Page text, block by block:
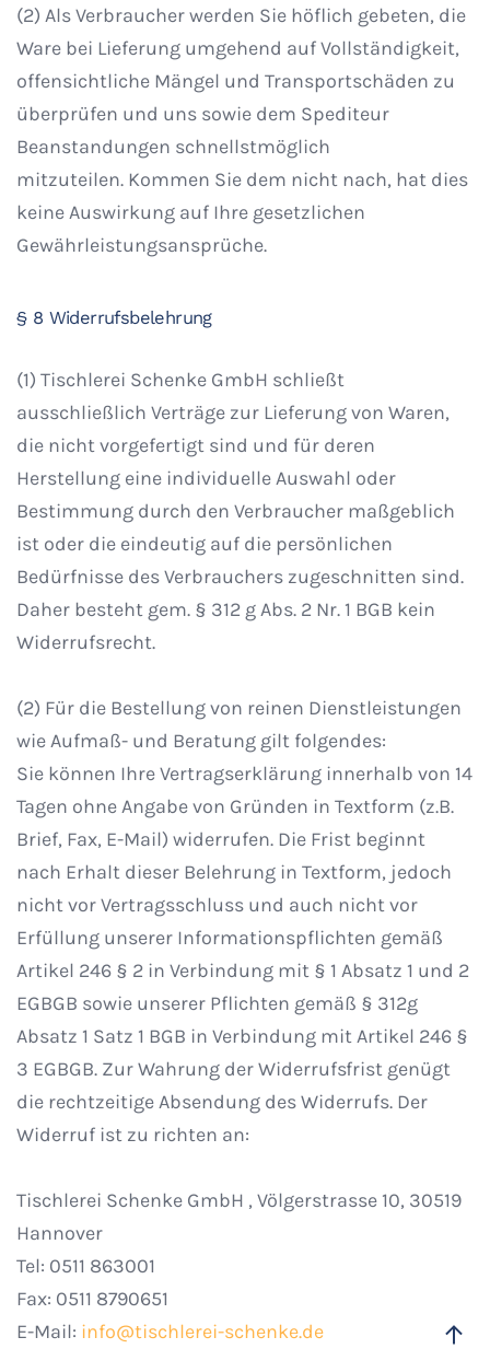
(2) Als Verbraucher werden Sie höflich gebeten, die
Ware bei Lieferung umgehend auf Vollständigkeit,
offensichtliche Mängel und Transportschäden zu
überprüfen und uns sowie dem Spediteur
Beanstandungen schnellstmöglich
mitzuteilen. Kommen Sie dem nicht nach, hat dies
keine Auswirkung auf Ihre gesetzlichen
Gewährleistungsansprüche.
§ 8 Widerrufsbelehrung
(1) Tischlerei Schenke GmbH schließt
ausschließlich Verträge zur Lieferung von Waren,
die nicht vorgefertigt sind und für deren
Herstellung eine individuelle Auswahl oder
Bestimmung durch den Verbraucher maßgeblich
ist oder die eindeutig auf die persönlichen
Bedürfnisse des Verbrauchers zugeschnitten sind.
Daher besteht gem. § 312 g Abs. 2 Nr. 1 BGB kein
Widerrufsrecht.
(2) Für die Bestellung von reinen Dienstleistungen
wie Aufmaß- und Beratung gilt folgendes:
Sie können Ihre Vertragserklärung innerhalb von 14
Tagen ohne Angabe von Gründen in Textform (z.B.
Brief, Fax, E-Mail) widerrufen. Die Frist beginnt
nach Erhalt dieser Belehrung in Textform, jedoch
nicht vor Vertragsschluss und auch nicht vor
Erfüllung unserer Informationspflichten gemäß
Artikel 246 § 2 in Verbindung mit § 1 Absatz 1 und 2
EGBGB sowie unserer Pflichten gemäß § 312g
Absatz 1 Satz 1 BGB in Verbindung mit Artikel 246 §
3 EGBGB. Zur Wahrung der Widerrufsfrist genügt
die rechtzeitige Absendung des Widerrufs. Der
Widerruf ist zu richten an:
Tischlerei Schenke GmbH , Völgerstrasse 10, 30519
Hannover
Tel: 0511 863001
Fax: 0511 8790651
E-Mail: info@tischlerei-schenke.de